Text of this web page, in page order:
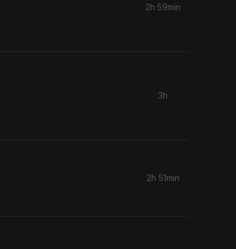
2h 59min
3h
2h 51min